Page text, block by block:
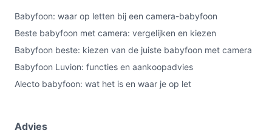
Babyfoon: waar op letten bij een camera-babyfoon
Beste babyfoon met camera: vergelijken en kiezen
Babyfoon beste: kiezen van de juiste babyfoon met camera
Babyfoon Luvion: functies en aankoopadvies
Alecto babyfoon: wat het is en waar je op let
Advies